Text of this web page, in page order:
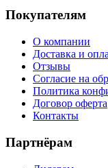
Покупателям
О компании
Доставка и
Отзывы
Согласие на
Политика
Договор оферта
Контакты
Партнёрам